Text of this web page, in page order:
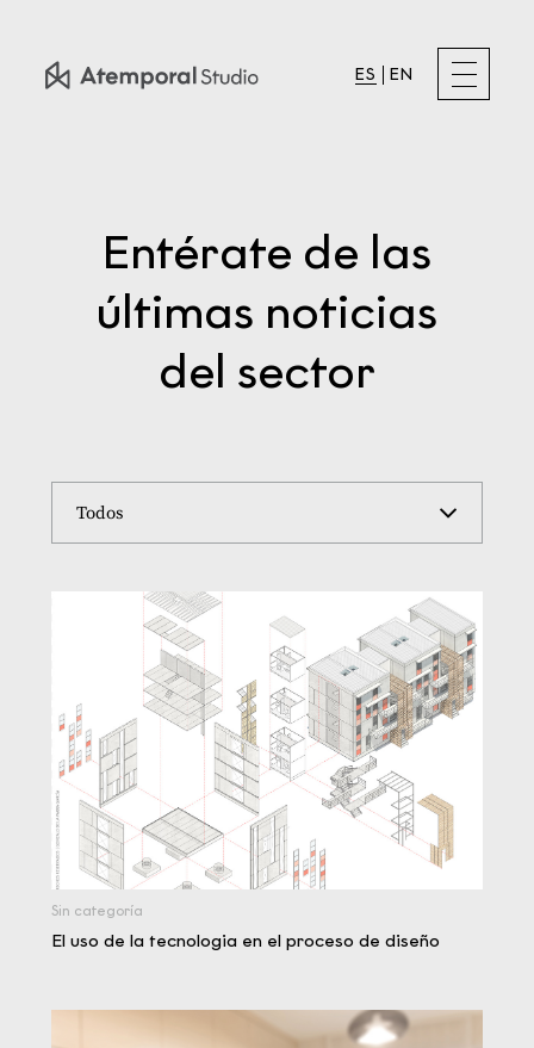
ES EN
Entérate de las
últimas noticias
del sector
Todos
Sin categoría
El uso de la tecnologia en el proceso de diseño